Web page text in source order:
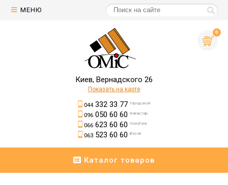
МЕНЮ
0
Киев, Вернадского 26
Показать на карте
044332 33 77 Городской
096050 60 60 Киевстар
066623 60 60 Vodafone
063523 60 60 lifecell
Каталог товаров